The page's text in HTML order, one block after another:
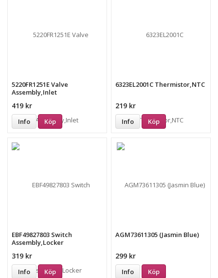
5220FR1251E Valve
Assembly,Inlet
419 kr
Info Köp
6323EL2001C Thermistor,NTC
219 kr
Info Köp
EBF49827803 Switch
Assembly,Locker
319 kr
Info Köp
AGM73611305 (Jasmin Blue)
299 kr
Info Köp